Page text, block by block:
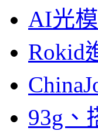
AI光
Rokid
93g、